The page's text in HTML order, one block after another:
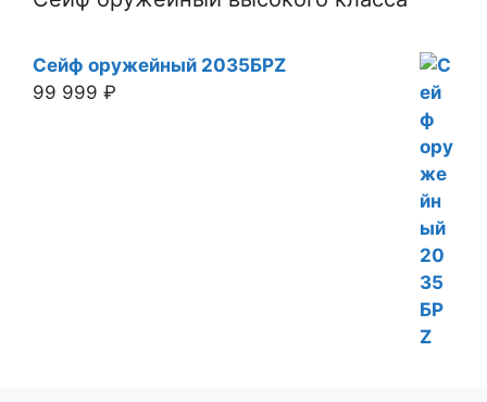
Сейф оружейный 2035БРZ
99 999 ₽